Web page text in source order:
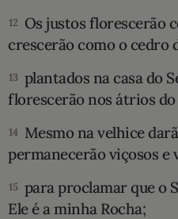
12 Os justos florescerão
crescerão como o cedro
13 plantados na casa do
florescerão nos átrios do
14 Mesmo na velhice
permanecerão viçosos e
15 para proclamar que o
Ele é a minha Rocha;